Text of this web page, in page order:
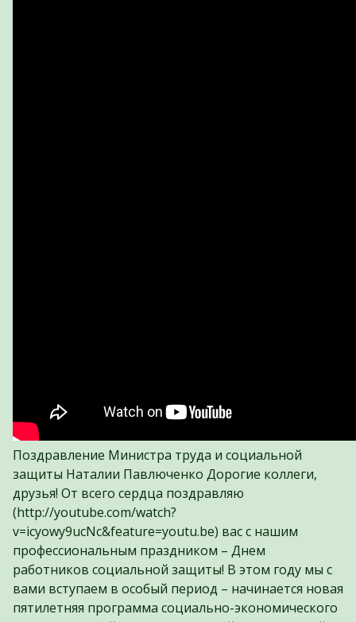
Поздравление Министра труда и социальной
защиты Наталии Павлюченко Дорогие коллеги,
друзья! От всего сердца поздравляю
(http://youtube.com/watch?
v=icyowy9ucNc&feature=youtu.be) вас с нашим
профессиональным праздником – Днем
работников социальной защиты! В этом году мы с
вами вступаем в особый период – начинается новая
пятилетняя программа социально-экономического